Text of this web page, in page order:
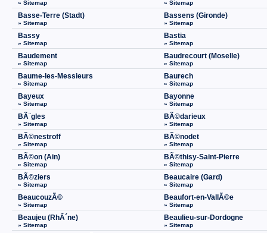
» Sitemap » Sitemap
Basse-Terre (Stadt)
» Sitemap
Bassens (Gironde)
» Sitemap
Bassy
» Sitemap
Bastia
» Sitemap
Baudement
» Sitemap
Baudrecourt (Moselle)
» Sitemap
Baume-les-Messieurs
» Sitemap
Baurech
» Sitemap
Bayeux
» Sitemap
Bayonne
» Sitemap
BÃ¨gles
» Sitemap
BÃ©darieux
» Sitemap
BÃ©nestroff
» Sitemap
BÃ©nodet
» Sitemap
BÃ©on (Ain)
» Sitemap
BÃ©thisy-Saint-Pierre
» Sitemap
BÃ©ziers
» Sitemap
Beaucaire (Gard)
» Sitemap
BeaucouzÃ©
» Sitemap
Beaufort-en-VallÃ©e
» Sitemap
Beaujeu (RhÃ´ne)
» Sitemap
Beaulieu-sur-Dordogne
» Sitemap